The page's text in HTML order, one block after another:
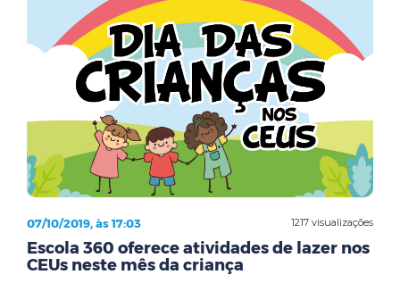
1217 visualizações
07/10/2019, às 17:03
Escola 360 oferece atividades de lazer nos
CEUs neste mês da criança